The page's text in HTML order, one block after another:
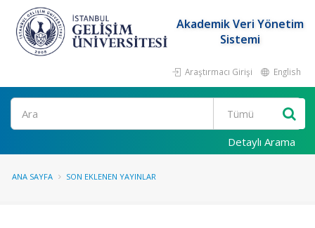
Akademik Veri Yönetim
Sistemi
Araştırmacı Girişi English
Ara
Detaylı Arama
ANA SAYFA SON EKLENEN YAYINLAR